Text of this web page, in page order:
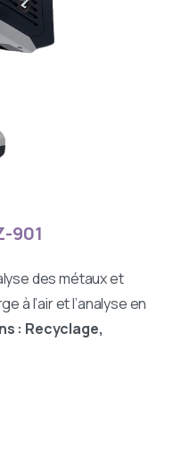
901
des métaux et
à l’air et l’analyse en
: Recyclage,